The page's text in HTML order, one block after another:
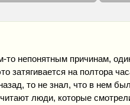
непонятным причинам,
затягивается на полтора
то не знал, что в нем
люди, которые